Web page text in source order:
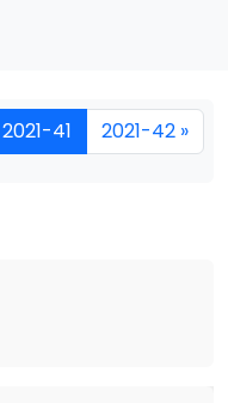
2021-41 2021-42 »